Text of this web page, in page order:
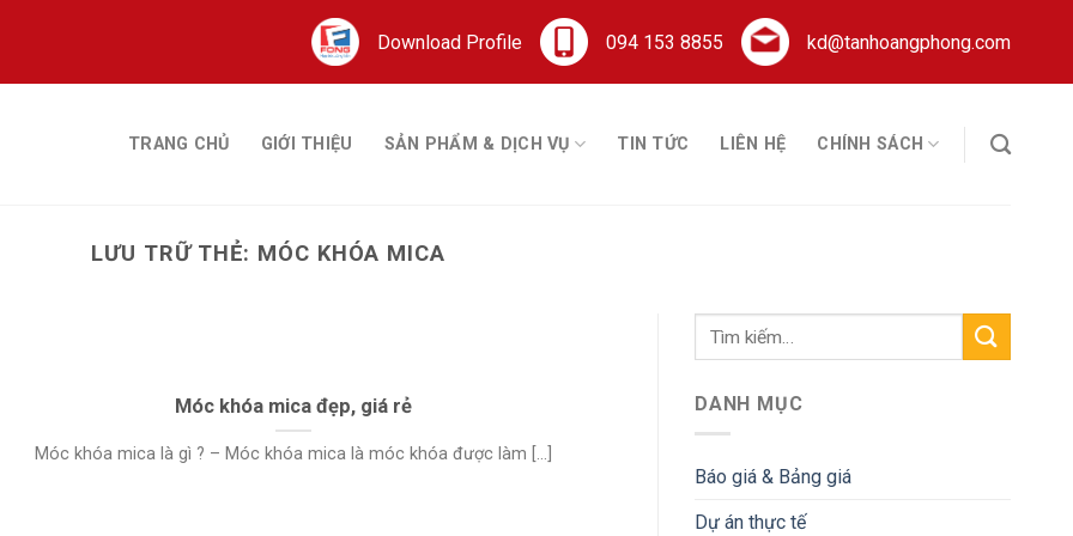
Download Profile 094 153 8855 kd@tanhoangphong.com
TRANG CHỦ GIỚI THIỆU SẢN PHẨM & DỊCH VỤ TIN TỨC LIÊN HỆ CHÍNH SÁCH
LƯU TRỮ THẺ: MÓC KHÓA MICA
Móc khóa mica đẹp, giá rẻ
Móc khóa mica là gì ? – Móc khóa mica là móc khóa được làm [...]
DANH MỤC
Báo giá & Bảng giá
Dự án thực tế